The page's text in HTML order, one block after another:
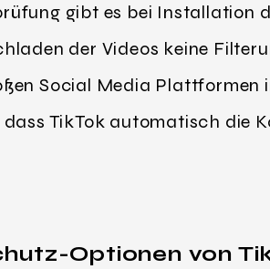
gibt es bei Installation
der Videos keine
Social Media Plattformen
TikTok automatisch die
Optionen von